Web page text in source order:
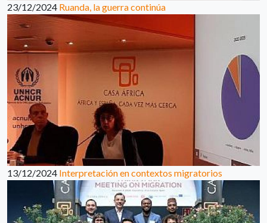
23/12/2024 Ruanda, la guerra continúa
13/12/2024 Interpretación en contextos migratorios